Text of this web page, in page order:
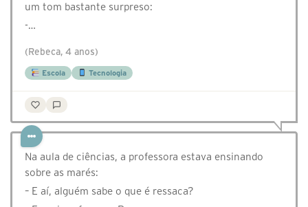
um tom bastante surpreso:
-…
(Rebeca, 4 anos)
Escola Tecnologia
Na aula de ciências, a professora estava ensinando
sobre as marés:
– E aí, alguém sabe o que é ressaca?